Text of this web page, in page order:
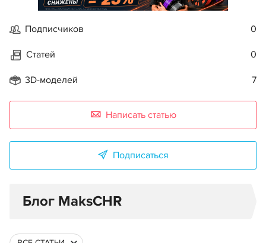
Подписчиков 0
Статей 0
3D-моделей 7
Написать статью
Подписаться
Блог MaksCHR